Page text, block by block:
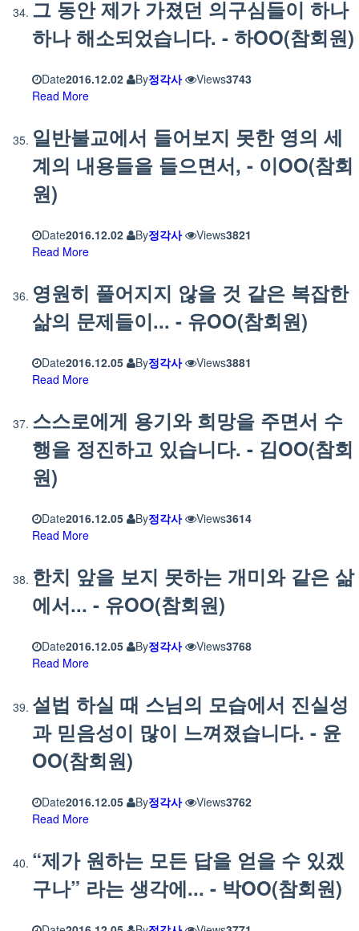
그 동안 제가 가졌던 의구심들이 하나
하나 해소되었습니다. - 하OO(참회원)
Date2016.12.02 By정각사 Views3743
Read More
일반불교에서 들어보지 못한 영의 세
계의 내용들을 들으면서, - 이OO(참회
원)
Date2016.12.02 By정각사 Views3821
Read More
영원히 풀어지지 않을 것 같은 복잡한
삶의 문제들이... - 유OO(참회원)
Date2016.12.05 By정각사 Views3881
Read More
스스로에게 용기와 희망을 주면서 수
행을 정진하고 있습니다. - 김OO(참회
원)
Date2016.12.05 By정각사 Views3614
Read More
한치 앞을 보지 못하는 개미와 같은 삶
에서... - 유OO(참회원)
Date2016.12.05 By정각사 Views3768
Read More
설법 하실 때 스님의 모습에서 진실성
과 믿음성이 많이 느껴졌습니다. - 윤
OO(참회원)
Date2016.12.05 By정각사 Views3762
Read More
“제가 원하는 모든 답을 얻을 수 있겠
구나” 라는 생각에... - 박OO(참회원)